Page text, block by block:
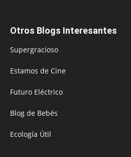
Otros Blogs Interesantes
Supergracioso
Estamos de Cine
Futuro Eléctrico
Blog de Bebés
Ecología Útil